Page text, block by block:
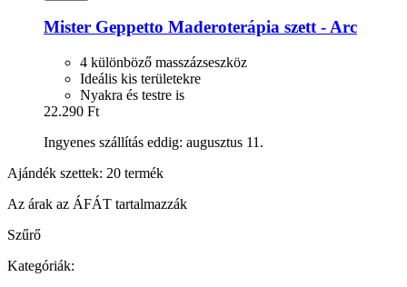
Mister Geppetto Maderoterápia szett -​ Arc
4 különböző masszázseszköz
Ideális kis területekre
Nyakra és testre is
22.290 Ft
Ingyenes szállítás eddig: augusztus 11.
Ajándék szettek: 20 termék
Az árak az ÁFÁT tartalmazzák
Szűrő
Kategóriák: